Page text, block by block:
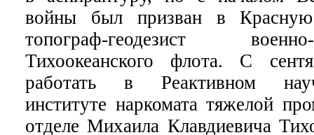
войны был призван в
топограф-геодезист
Тихоокеанского флота. С
работать в Реактивном
институте наркомата тяжелой
отделе Михаила Клавдиевича